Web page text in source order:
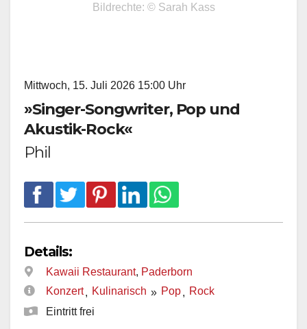
Bildrechte: © Sarah Kass
Mittwoch, 15. Juli 2026 15:00 Uhr
»Singer-Songwriter, Pop und
Akustik-Rock«
Phil
Details:
Kawaii Restaurant, Paderborn
Konzert, Kulinarisch » Pop, Rock
Eintritt frei